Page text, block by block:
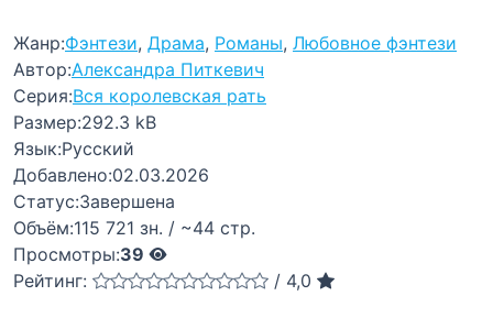
Жанр:Фэнтези, Драма, Романы, Любовное фэнтези
Автор:Александра Питкевич
Серия:Вся королевская рать
Размер:292.3 kB
Язык:Русский
Добавлено:02.03.2026
Статус:Завершена
Объём:115 721 зн. / ~44 стр.
Просмотры:39
Рейтинг:
/ 4,0